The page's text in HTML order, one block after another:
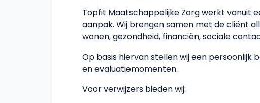
Topfit Maatschappelijke Zorg werkt vanuit
aanpak. Wij brengen samen met de cliënt
wonen, gezondheid, financiën, sociale
Op basis hiervan stellen wij een
en evaluatiemomenten.
Voor verwijzers bieden wij: